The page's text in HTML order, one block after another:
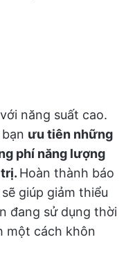
năng suất cao.
ưu tiên những
phí năng lượng
Hoàn thành báo
giúp giảm thiểu
đang sử dụng thời
một cách khôn